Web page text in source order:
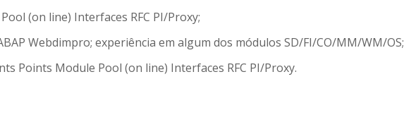
(on line) Interfaces RFC PI/Proxy;
Webdimpro; experiência em algum dos módulos SD/FI/CO/MM/WM/OS;
Points Module Pool (on line) Interfaces RFC PI/Proxy.